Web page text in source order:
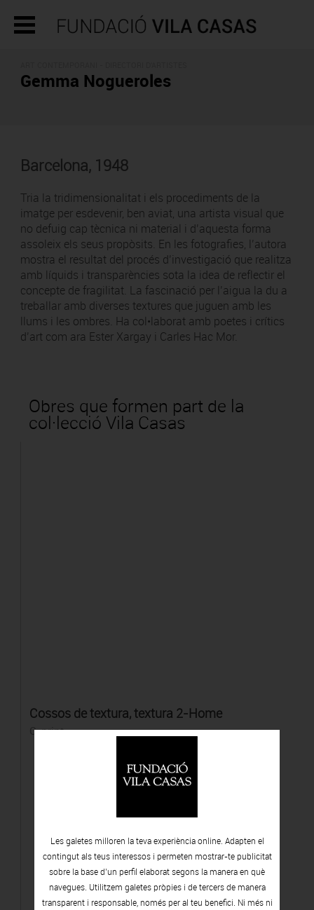
Gemma Nogueroles
Barcelona, 1948
Tria la tridimensionalitat i els procediments de la
imatge per esdevenir, ben aviat, una artista visual que
no defuig cap tècnica ni material i d’aquesta forma
assoleix els seus propòsits. En les fotografies, l’autora
mostra el resultat del procés d’investigació que realitza
amb líquids i transparències sota la idea de reflectir el
concepte de fragilitat. La fascinació per l’aigua la du a
treballar amb diverses textures que juguen amb les
llums i les ombres. Ha col•laborat amb poetes i crítics
d’art com ara Ester Xargay i Carles Hac Mor.
Obres que formen part de la
col·lecció Vila Casas
Cossos de textura, textura 2-Home
C-print
Les galetes milloren la teva experiència online. Adapten el
contingut als teus interessos i permeten mostrar-te publicitat
sobre la base d’un perfil elaborat segons la manera en què
navegues. Utilitzem galetes pròpies i de tercers de manera
transparent i responsable, només per al teu benefici. Ni més ni